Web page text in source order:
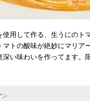
用して作る、生うにのト
トの酸味が絶妙にマリア
深い味わいを作ってます
ン